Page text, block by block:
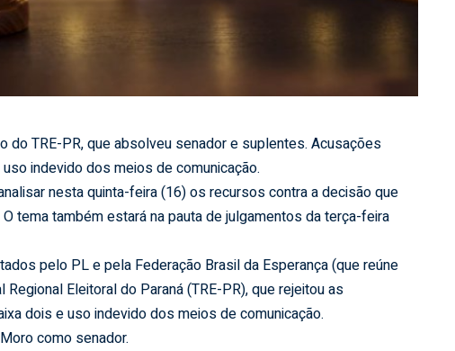
do TRE-PR, que absolveu senador e suplentes. Acusações
indevido dos meios de comunicação.
nesta quinta-feira (16) os recursos contra a decisão que
tema também estará na pauta de julgamentos da terça-feira
pelo PL e pela Federação Brasil da Esperança (que reúne
Eleitoral do Paraná (TRE-PR), que rejeitou as
dois e uso indevido dos meios de comunicação.
como senador.